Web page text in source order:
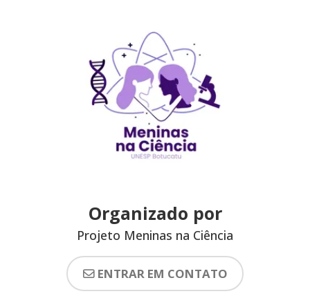
Organizado por
Projeto Meninas na Ciência
ENTRAR EM CONTATO